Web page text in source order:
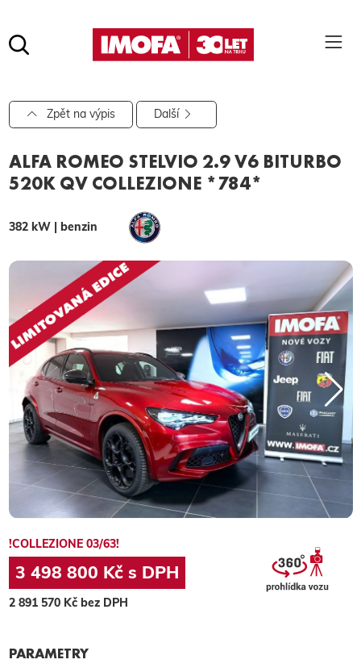
Pro vyhledávání zadejte alespoň 3 znaky.
Zpět na výpis Další
ALFA ROMEO STELVIO 2.9 V6 BITURBO
520K QV COLLEZIONE *784*
382 kW | benzin
!COLLEZIONE 03/63!
3 498 800 Kč s DPH
2 891 570 Kč bez DPH
PARAMETRY